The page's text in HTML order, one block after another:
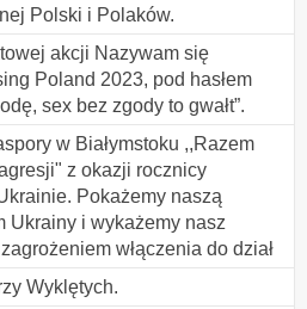
Polski i Polaków.
akcji Nazywam się
Poland 2023, pod hasłem
sex bez zgody to gwałt”.
w Białymstoku ,,Razem
z okazji rocznicy
Pokażemy naszą
Ukrainy i wykażemy nasz
włączenia do dział
Wyklętych.